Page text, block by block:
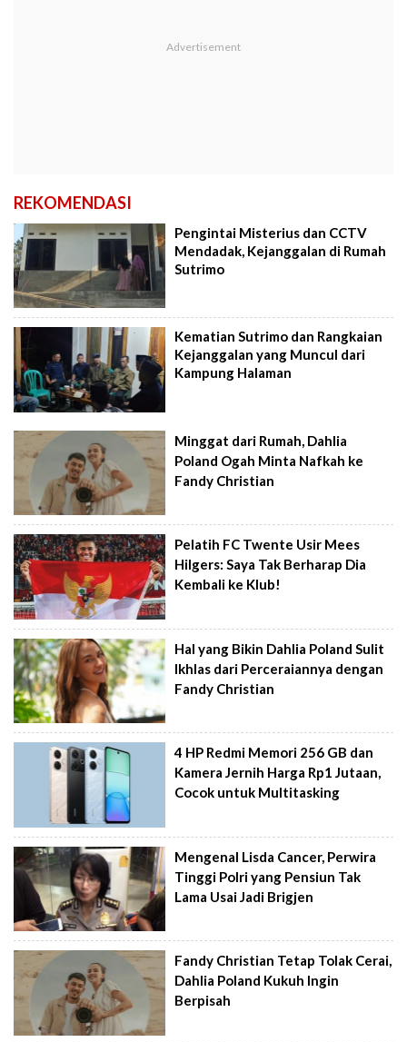
REKOMENDASI
Pengintai Misterius dan CCTV
Mendadak, Kejanggalan di Rumah
Sutrimo
Kematian Sutrimo dan Rangkaian
Kejanggalan yang Muncul dari
Kampung Halaman
Minggat dari Rumah, Dahlia
Poland Ogah Minta Nafkah ke
Fandy Christian
Pelatih FC Twente Usir Mees
Hilgers: Saya Tak Berharap Dia
Kembali ke Klub!
Hal yang Bikin Dahlia Poland Sulit
Ikhlas dari Perceraiannya dengan
Fandy Christian
4 HP Redmi Memori 256 GB dan
Kamera Jernih Harga Rp1 Jutaan,
Cocok untuk Multitasking
Mengenal Lisda Cancer, Perwira
Tinggi Polri yang Pensiun Tak
Lama Usai Jadi Brigjen
Fandy Christian Tetap Tolak Cerai,
Dahlia Poland Kukuh Ingin
Berpisah